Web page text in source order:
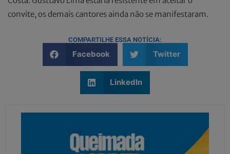
convite, os demais cantores ainda não se manifestaram.
COMPARTILHE ESSA NOTÍCIA:
Facebook Twitter
LinkedIn